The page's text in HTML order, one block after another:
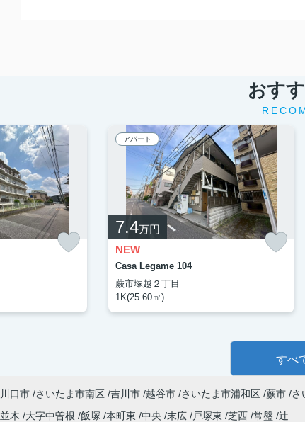
おす
アパート
7.4万円
NEW
Casa Legame 104
蕨市塚越２丁目
1K(25.60㎡)
すべ
川口市 さいたま市南区 吉川市 越谷市 さいたま市浦和区 蕨市 さ
並木 大字中曽根 飯塚 本町東 中央 末広 戸塚東 芝西 常盤 辻